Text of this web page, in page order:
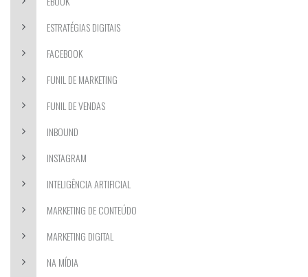
ESTRATÉGIAS DIGITAIS
FACEBOOK
FUNIL DE MARKETING
FUNIL DE VENDAS
INBOUND
INSTAGRAM
INTELIGÊNCIA ARTIFICIAL
MARKETING DE CONTEÚDO
MARKETING DIGITAL
NA MÍDIA